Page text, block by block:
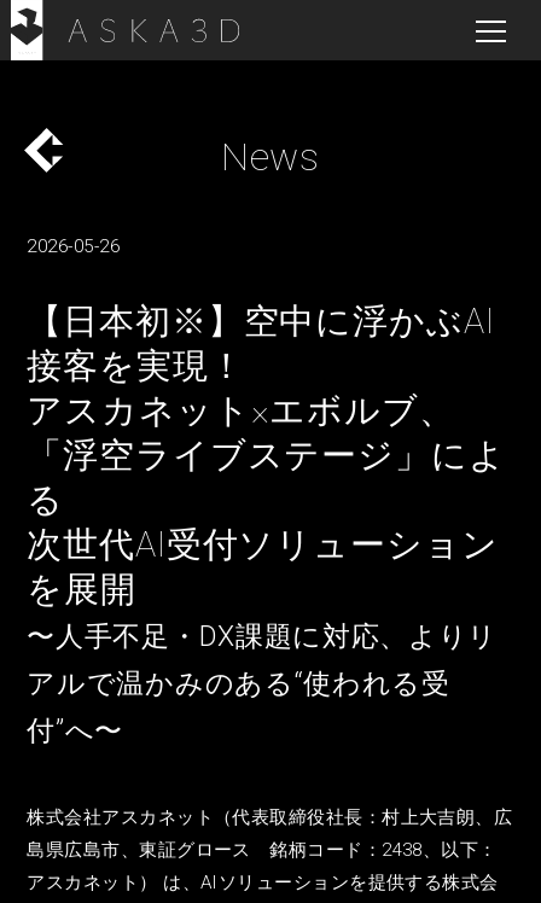
News
2026-05-26
【日本初※】空中に浮かぶAI
接客を実現！
アスカネット×エボルブ、
「浮空ライブステージ」によ
る
次世代AI受付ソリューション
を展開
〜人手不足・DX課題に対応、よりリ
アルで温かみのある“使われる受
付”へ〜
株式会社アスカネット（代表取締役社長：村上大吉朗、広
島県広島市、東証グロース 銘柄コード：2438、以下：
アスカネット） は、AIソリューションを提供する株式会